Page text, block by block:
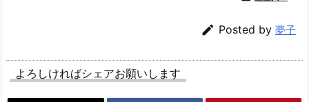
 Posted by 夢子
よろしければシェアお願いします